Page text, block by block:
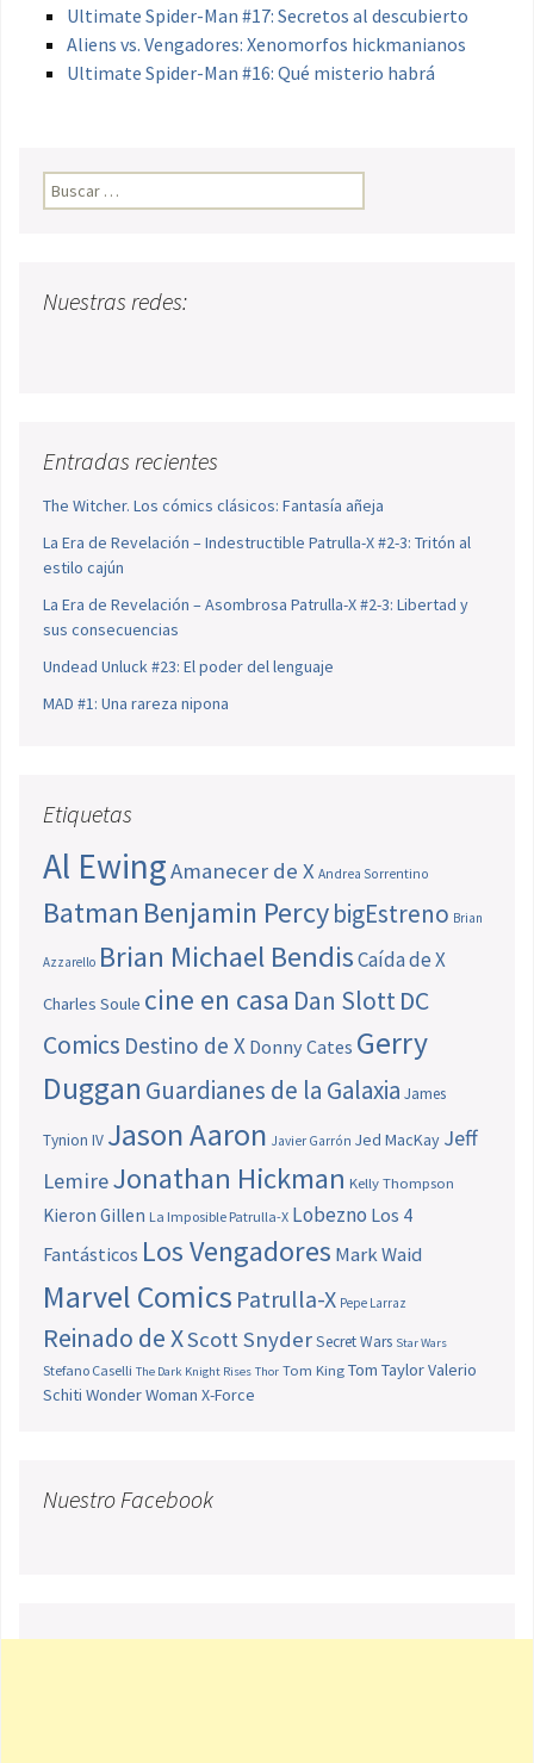
Ultimate Spider-Man #17: Secretos al descubierto
Aliens vs. Vengadores: Xenomorfos hickmanianos
Ultimate Spider-Man #16: Qué misterio habrá
Buscar:
Nuestras redes:
Entradas recientes
The Witcher. Los cómics clásicos: Fantasía añeja
La Era de Revelación – Indestructible Patrulla-X #2-3: Tritón al
estilo cajún
La Era de Revelación – Asombrosa Patrulla-X #2-3: Libertad y
sus consecuencias
Undead Unluck #23: El poder del lenguaje
MAD #1: Una rareza nipona
Etiquetas
Al EwingAmanecer de X Andrea Sorrentino
Batman Benjamin PercybigEstreno Brian
Azzarello Brian Michael BendisCaída de X
Charles Soule cine en casa Dan SlottDC
Comics Destino de X Donny Cates Gerry
Duggan Guardianes de la Galaxia James
Tynion IV Jason Aaron Javier Garrón Jed MacKay Jeff
LemireJonathan Hickman Kelly Thompson
Kieron Gillen La Imposible Patrulla-X Lobezno Los 4
Fantásticos Los Vengadores Mark Waid
Marvel Comics Patrulla-X Pepe Larraz
Reinado de XScott SnyderSecret Wars Star Wars
Stefano Caselli The Dark Knight Rises Thor Tom King Tom TaylorValerio
Schiti Wonder Woman X-Force
Nuestro Facebook